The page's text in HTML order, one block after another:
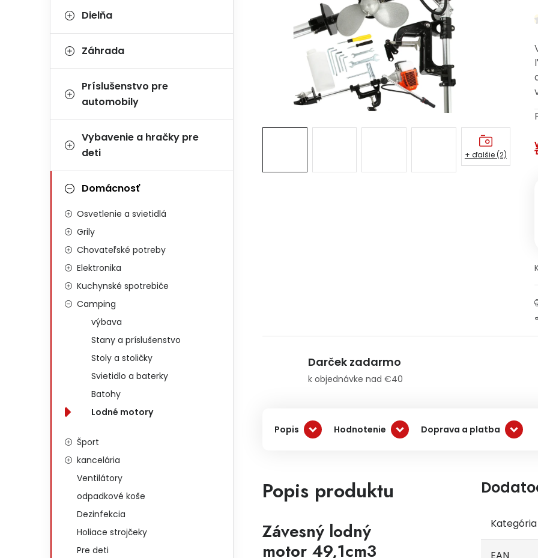
Dielňa
Záhrada
Príslušenstvo pre
automobily
Vybavenie a hračky pre
deti
Domácnosť
Osvetlenie a svietidlá
Grily
Chovateľské potreby
Elektronika
Kuchynské spotrebiče
Camping
výbava
Stany a príslušenstvo
Stoly a stoličky
Svietidlo a baterky
Batohy
Lodné motory
Šport
kancelária
Ventilátory
odpadkové koše
Dezinfekcia
Holiace strojčeky
Pre deti
+ ďalšie (2)
Darček zadarmo
k objednávke nad €40
Popis Hodnotenie Doprava a platba
Popis produktu
Závesný lodný
motor 49,1cm3
Kategória